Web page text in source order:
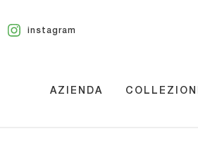
instagram
AZIENDA COLLEZIONI